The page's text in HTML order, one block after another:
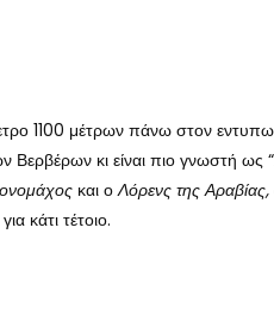
1100 μέτρων πάνω στον
Βερβέρων κι είναι πιο γνωστή
και οΛόρενς της Αραβίας,
κάτι τέτοιο.